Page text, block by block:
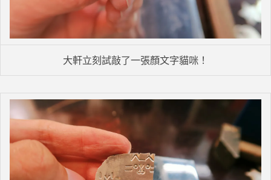
大軒立刻試敲了一張顏文字貓咪！